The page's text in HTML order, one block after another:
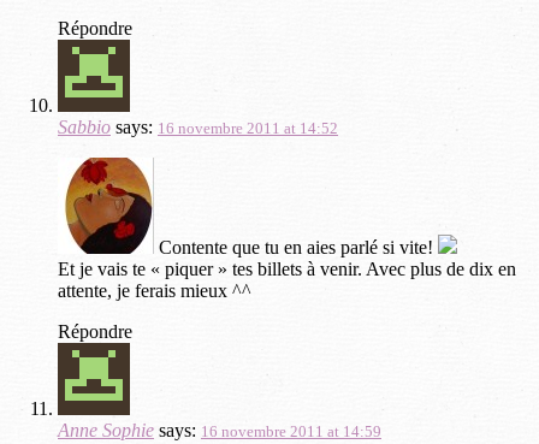
Répondre
Sabbio says: 16 novembre 2011 at 14:52
Contente que tu en aies parlé si vite!
Et je vais te « piquer » tes billets à venir. Avec plus de dix en
attente, je ferais mieux ^^
Répondre
Anne Sophie says: 16 novembre 2011 at 14:59